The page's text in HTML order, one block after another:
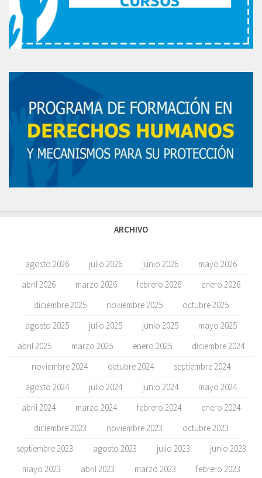
ARCHIVO
agosto 2026 julio 2026 junio 2026
mayo 2026
abril 2026
marzo 2026 febrero 2026
enero 2026
diciembre 2025
noviembre 2025
octubre 2025
agosto 2025
julio 2025 junio 2025
mayo 2025
abril 2025
marzo 2025 enero 2025
diciembre 2024
noviembre 2024
octubre 2024
septiembre 2024
agosto 2024
julio 2024 junio 2024
mayo 2024
abril 2024
marzo 2024 febrero 2024
enero 2024
diciembre 2023
noviembre 2023
octubre 2023
septiembre 2023
agosto 2023 julio 2023
junio 2023
mayo 2023
abril 2023 marzo 2023
febrero 2023